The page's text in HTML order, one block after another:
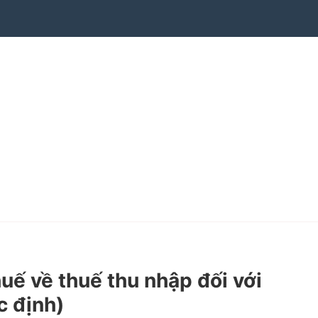
về thuế thu nhập đối với
định)